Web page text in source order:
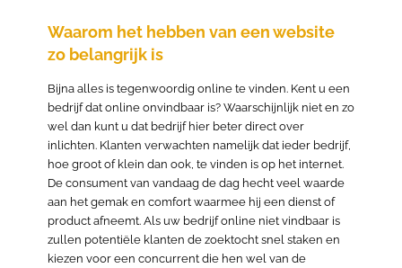
Waarom het hebben van een website
zo belangrijk is
Bijna alles is tegenwoordig online te vinden. Kent u een
bedrijf dat online onvindbaar is? Waarschijnlijk niet en zo
wel dan kunt u dat bedrijf hier beter direct over
inlichten. Klanten verwachten namelijk dat ieder bedrijf,
hoe groot of klein dan ook, te vinden is op het internet.
De consument van vandaag de dag hecht veel waarde
aan het gemak en comfort waarmee hij een dienst of
product afneemt. Als uw bedrijf online niet vindbaar is
zullen potentiële klanten de zoektocht snel staken en
kiezen voor een concurrent die hen wel van de